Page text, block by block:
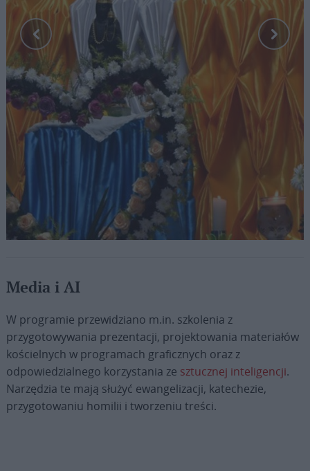
Media i AI
W programie przewidziano m.in. szkolenia z
przygotowywania prezentacji, projektowania materiałów
kościelnych w programach graficznych oraz z
odpowiedzialnego korzystania ze sztucznej inteligencji.
Narzędzia te mają służyć ewangelizacji, katechezie,
przygotowaniu homilii i tworzeniu treści.